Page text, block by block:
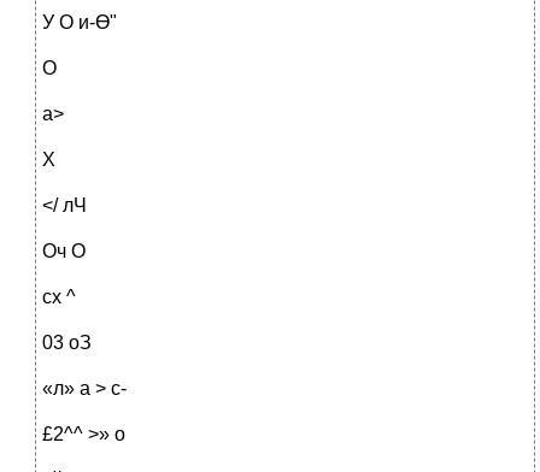
У О и-Ө"
О
а>
X
</ лЧ
Оч О
сх ^
03 оЗ
«л» а > с-
£2^^ >» о